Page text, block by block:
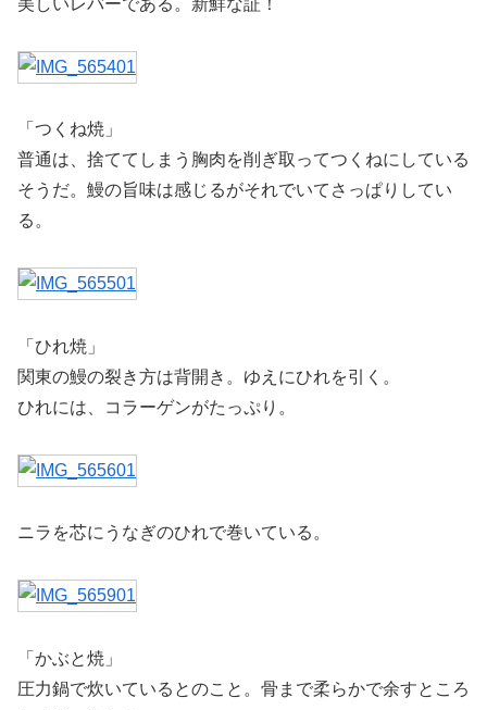
「つくね焼」
普通は、捨ててしまう胸肉を削ぎ取ってつくねにしている
そうだ。鰻の旨味は感じるがそれでいてさっぱりしてい
る。
「ひれ焼」
関東の鰻の裂き方は背開き。ゆえにひれを引く。
ひれには、コラーゲンがたっぷり。
ニラを芯にうなぎのひれで巻いている。
「かぶと焼」
圧力鍋で炊いているとのこと。骨まで柔らかで余すところ